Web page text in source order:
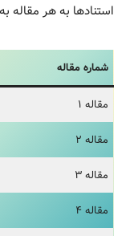
استنادها به هر
شماره مقاله
مقاله ۱
مقاله ۲
مقاله ۳
مقاله ۴